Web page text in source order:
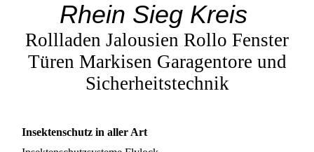
Rhein Sieg Kreis
Rollladen Jalousien Rollo Fenster
Türen Markisen Garagentore und
Sicherheitstechnik
Insektenschutz in aller Art